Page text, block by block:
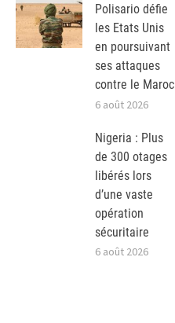
Polisario défie
les Etats Unis
en poursuivant
ses attaques
contre le Maroc
6 août 2026
Nigeria : Plus
de 300 otages
libérés lors
d’une vaste
opération
sécuritaire
6 août 2026